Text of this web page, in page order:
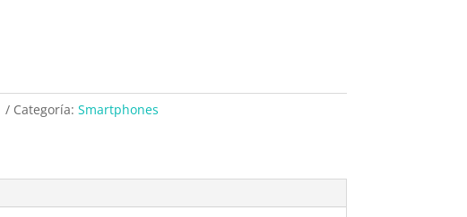
Categoría: Smartphones